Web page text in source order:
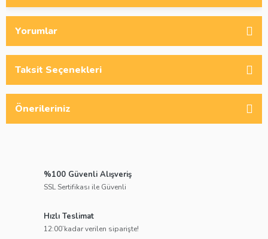
Yorumlar
Taksit Seçenekleri
Önerileriniz
%100 Güvenli Alışveriş
SSL Sertifikası ile Güvenli
Hızlı Teslimat
12:00’kadar verilen siparişte!